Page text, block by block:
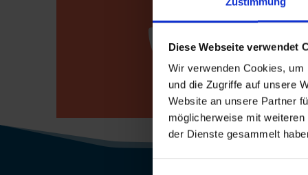
Diese Webseite verwendet
Wir verwenden Cookies,
und die Zugriffe auf unsere
Website an unsere Partner
möglicherweise mit
der Dienste gesammelt
